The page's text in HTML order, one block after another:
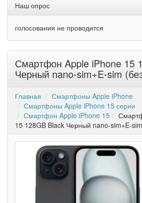
Наш опрос
голосования не проводится
Смартфон Apple iPhone 15
Черный nano-sim+E-sim
Главная
Смартфоны Apple iPhone
Смартфоны Apple iPhone 15 серии
Смартфон Apple iPhone 15
15 128GB Black Черный nano-sim+E-sim